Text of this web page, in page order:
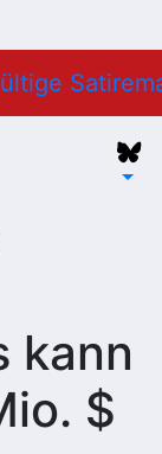
kann
$